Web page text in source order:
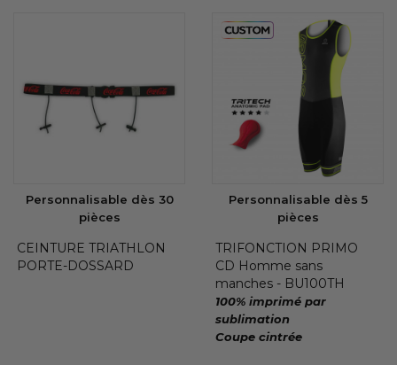
Personnalisable dès 30
pièces
CEINTURE TRIATHLON
PORTE-DOSSARD
Personnalisable dès 5
pièces
TRIFONCTION PRIMO
CD Homme sans
manches - BU100TH
100% imprimé par
sublimation
Coupe cintrée